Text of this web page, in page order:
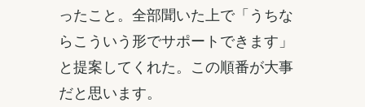
ったこと。全部聞いた上で「うちな
らこういう形でサポートできます」
と提案してくれた。この順番が大事
だと思います。